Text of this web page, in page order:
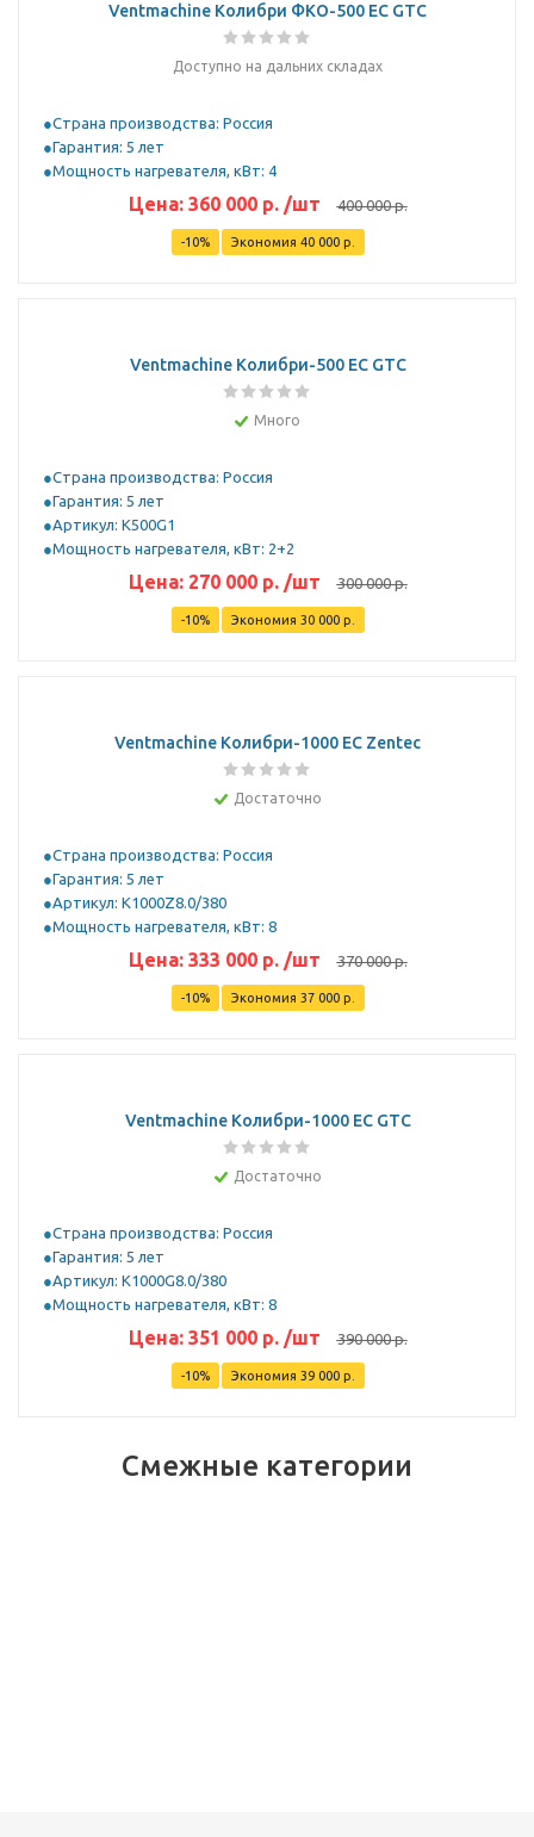
Ventmachine Колибри ФКО-500 EC GTC
Доступно на дальних складах
Страна производства: Россия
Гарантия: 5 лет
Мощность нагревателя, кВт: 4
Цена: 360 000р. /шт 400 000р.
-10% Экономия 40 000р.
Ventmachine Колибри-500 EC GTC
Много
Страна производства: Россия
Гарантия: 5 лет
Артикул: K500G1
Мощность нагревателя, кВт: 2+2
Цена: 270 000р. /шт 300 000р.
-10% Экономия 30 000р.
Ventmachine Колибри-1000 EC Zentec
Достаточно
Страна производства: Россия
Гарантия: 5 лет
Артикул: K1000Z8.0/380
Мощность нагревателя, кВт: 8
Цена: 333 000р. /шт 370 000р.
-10% Экономия 37 000р.
Ventmachine Колибри-1000 EC GTC
Достаточно
Страна производства: Россия
Гарантия: 5 лет
Артикул: K1000G8.0/380
Мощность нагревателя, кВт: 8
Цена: 351 000р. /шт 390 000р.
-10% Экономия 39 000р.
Смежные категории